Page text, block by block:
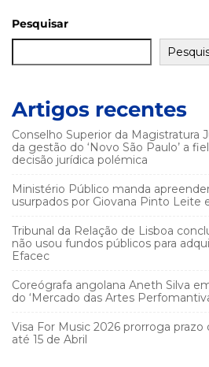
Pesquisar
Artigos recentes
Conselho Superior da Magistratura
da gestão do ‘Novo São Paulo’ a
decisão jurídica polémica
Ministério Público manda
usurpados por Giovana Pinto Leite
Tribunal da Relação de Lisboa
não usou fundos públicos para
Efacec
Coreógrafa angolana Aneth Silva
do ‘Mercado das Artes
Visa For Music 2026 prorroga prazo
até 15 de Abril